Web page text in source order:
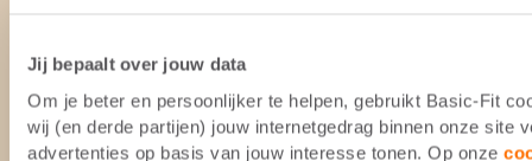
Jij bepaalt over jouw data
Om je beter en persoonlijker te helpen, gebruikt Basic-Fit
wij (en derde partijen) jouw internetgedrag binnen onze site
advertenties op basis van jouw interesse tonen. Op onze